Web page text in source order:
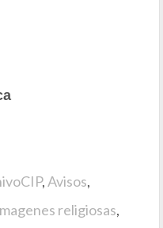
,Avisos,
religiosas,